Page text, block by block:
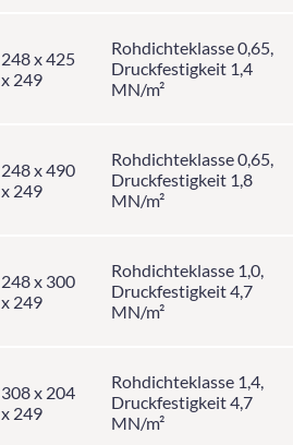
248 x 425
x 249
Rohdichteklasse 0,65,
Druckfestigkeit 1,4
MN/m²
248 x 490
x 249
Rohdichteklasse 0,65,
Druckfestigkeit 1,8
MN/m²
248 x 300
x 249
Rohdichteklasse 1,0,
Druckfestigkeit 4,7
MN/m²
308 x 204
x 249
Rohdichteklasse 1,4,
Druckfestigkeit 4,7
MN/m²